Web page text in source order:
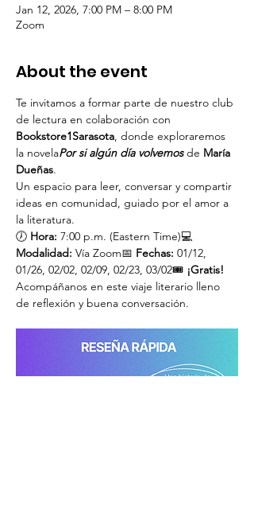
Jan 12, 2026, 7:00 PM – 8:00 PM
Zoom
About the event
Te invitamos a formar parte de nuestro club
de lectura en colaboración con
Bookstore1Sarasota, donde exploraremos
la novelaPor si algún día volvemos de María
Dueñas.
Un espacio para leer, conversar y compartir
ideas en comunidad, guiado por el amor a
la literatura.
🕖 Hora: 7:00 p.m. (Eastern Time)💻
Modalidad: Vía Zoom📅 Fechas: 01/12,
01/26, 02/02, 02/09, 02/23, 03/02🎟️ ¡Gratis!
Acompáñanos en este viaje literario lleno
de reflexión y buena conversación.